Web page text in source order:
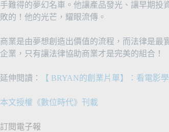
手難得的夢幻名車。他讓產品發光、讓早期投
敗的！他的光芒，耀眼流傳。
商業是由夢想創造出價值的流程，而法律是最
企業，只有讓法律協助商業才是完美的組合！
延伸閱讀： 【 BRYAN的創業片單】：看電影
本文授權《數位時代》刊載
訂閱電子報